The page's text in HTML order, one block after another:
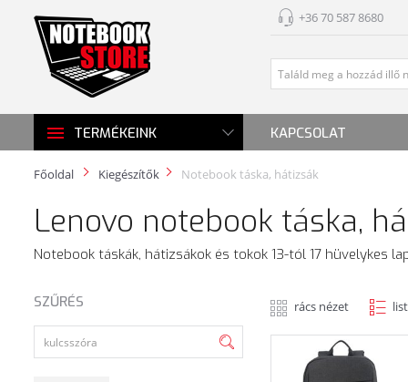
+36 70 587 8680
TERMÉKEINK KAPCSOLAT
Főoldal Kiegészítők Notebook táska, hátizsák
Lenovo notebook táska,
Notebook táskák, hátizsákok és tokok 13-tól 17 hüvelykes
SZŰRÉS rács nézet